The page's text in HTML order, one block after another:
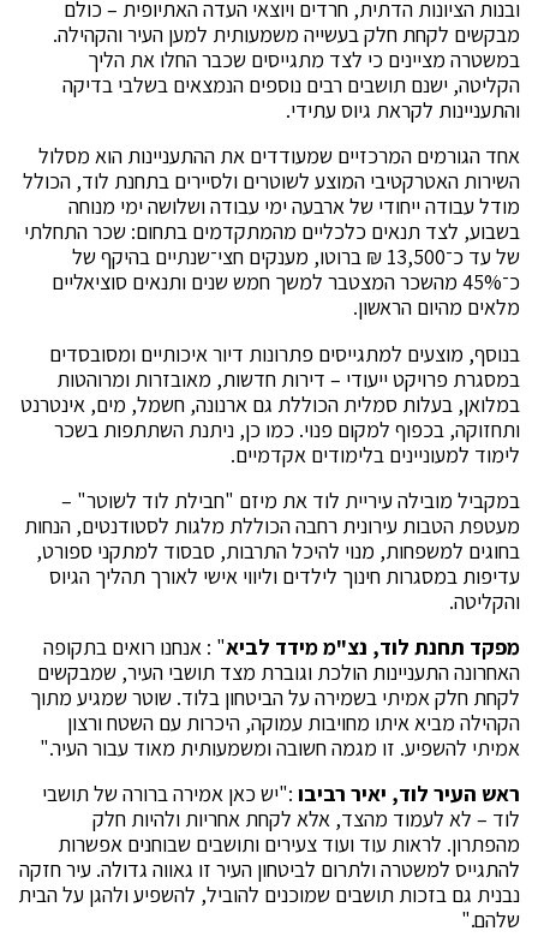
ובנות הציונות הדתית, חרדים ויוצאי העדה האתיופית – כולם
מבקשים לקחת חלק בעשייה משמעותית למען העיר והקהילה.
במשטרה מציינים כי לצד מתגייסים שכבר החלו את הליך
הקליטה, ישנם תושבים רבים נוספים הנמצאים בשלבי בדיקה
והתעניינות לקראת גיוס עתידי.
אחד הגורמים המרכזיים שמעודדים את ההתעניינות הוא מסלול
השירות האטרקטיבי המוצע לשוטרים ולסיירים בתחנת לוד, הכולל
מודל עבודה ייחודי של ארבעה ימי עבודה ושלושה ימי מנוחה
בשבוע, לצד תנאים כלכליים מהמתקדמים בתחום: שכר התחלתי
של עד כ־13,500 ₪ ברוטו, מענקים חצי־שנתיים בהיקף של
כ־45% מהשכר המצטבר למשך חמש שנים ותנאים סוציאליים
מלאים מהיום הראשון.
בנוסף, מוצעים למתגייסים פתרונות דיור איכותיים ומסובסדים
במסגרת פרויקט ייעודי – דירות חדשות, מאובזרות ומרוהטות
במלואן, בעלות סמלית הכוללת גם ארנונה, חשמל, מים, אינטרנט
ותחזוקה, בכפוף למקום פנוי. כמו כן, ניתנת השתתפות בשכר
לימוד למעוניינים בלימודים אקדמיים.
במקביל מובילה עיריית לוד את מיזם "חבילת לוד לשוטר" –
מעטפת הטבות עירונית רחבה הכוללת מלגות לסטודנטים, הנחות
בחוגים למשפחות, מנוי להיכל התרבות, סבסוד למתקני ספורט,
עדיפות במסגרות חינוך לילדים וליווי אישי לאורך תהליך הגיוס
והקליטה.
מפקד תחנת לוד, נצ"מ מידד לביא" : אנחנו רואים בתקופה
האחרונה התעניינות הולכת וגוברת מצד תושבי העיר, שמבקשים
לקחת חלק אמיתי בשמירה על הביטחון בלוד. שוטר שמגיע מתוך
הקהילה מביא איתו מחויבות עמוקה, היכרות עם השטח ורצון
אמיתי להשפיע. זו מגמה חשובה ומשמעותית מאוד עבור העיר."
ראש העיר לוד, יאיר רביבו :"יש כאן אמירה ברורה של תושבי
לוד – לא לעמוד מהצד, אלא לקחת אחריות ולהיות חלק
מהפתרון. לראות עוד ועוד צעירים ותושבים שבוחנים אפשרות
להתגייס למשטרה ולתרום לביטחון העיר זו גאווה גדולה. עיר חזקה
נבנית גם בזכות תושבים שמוכנים להוביל, להשפיע ולהגן על הבית
שלהם."